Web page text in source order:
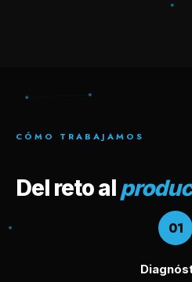
CÓMO TRABAJAMOS
Del reto al
01